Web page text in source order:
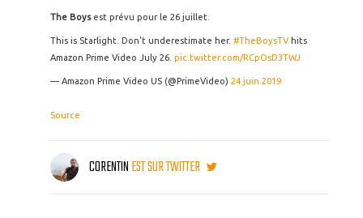
The Boysest prévu pour le 26 juillet.
This is Starlight. Don't underestimate her. #TheBoysTV hits
Amazon Prime Video July 26. pic.twitter.com/RCpOsD3TWJ
— Amazon Prime Video US (@PrimeVideo) 24 juin 2019
Source
CORENTINEST SUR TWITTER